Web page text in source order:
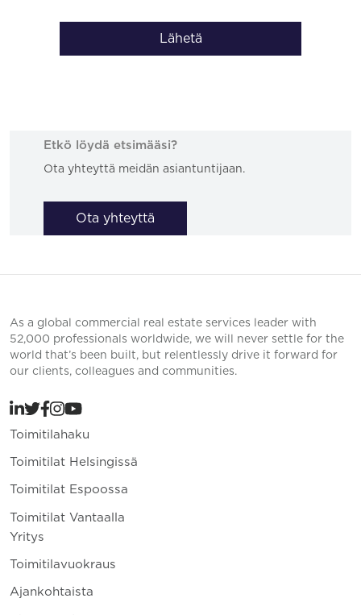
Lähetä
Etkö löydä etsimääsi?
Ota yhteyttä meidän asiantuntijaan.
Ota yhteyttä
As a global commercial real estate services leader with
52,000 professionals worldwide, we will never settle for the
world that’s been built, but relentlessly drive it forward for
our clients, colleagues and communities.
Toimitilahaku
Toimitilat Helsingissä
Toimitilat Espoossa
Toimitilat Vantaalla
Yritys
Toimitilavuokraus
Ajankohtaista